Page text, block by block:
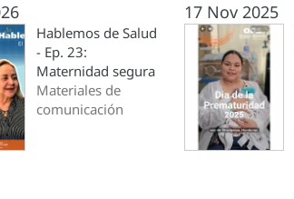
Hablemos de Salud
- Ep. 23:
Maternidad segura
Materiales de
comunicación
17 Nov 2025